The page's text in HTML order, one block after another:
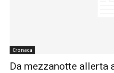
Cronaca
Da mezzanotte allerta